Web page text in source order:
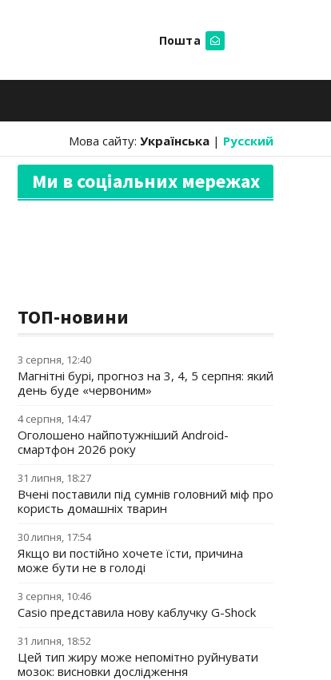
Пошта
Мова сайту: Українська | Русский
Ми в соціальних мережах
ТОП-новини
3 серпня, 12:40
Магнітні бурі, прогноз на 3, 4, 5 серпня: який
день буде «червоним»
4 серпня, 14:47
Оголошено найпотужніший Android-
смартфон 2026 року
31 липня, 18:27
Вчені поставили під сумнів головний міф про
користь домашніх тварин
30 липня, 17:54
Якщо ви постійно хочете їсти, причина
може бути не в голоді
3 серпня, 10:46
Casio представила нову каблучку G-Shock
31 липня, 18:52
Цей тип жиру може непомітно руйнувати
мозок: висновки дослідження